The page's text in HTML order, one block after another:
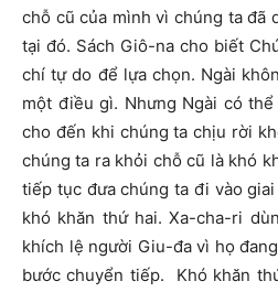
chỗ cũ của mình vì chúng ta đã
tại đó. Sách Giô-na cho biết
chí tự do để lựa chọn. Ngài
một điều gì. Nhưng Ngài có
cho đến khi chúng ta chịu rời
chúng ta ra khỏi chỗ cũ là khó
tiếp tục đưa chúng ta đi vào
khó khăn thứ hai. Xa-cha-ri
khích lệ người Giu-đa vì họ
bước chuyển tiếp. Khó khăn